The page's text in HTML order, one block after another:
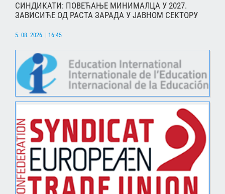
СИНДИКАТИ: ПОВЕЋАЊЕ МИНИМАЛЦА У 2027.
ЗАВИСИЋЕ ОД РАСТА ЗАРАДА У ЈАВНОМ СЕКТОРУ
5. 08. 2026. | 16:45